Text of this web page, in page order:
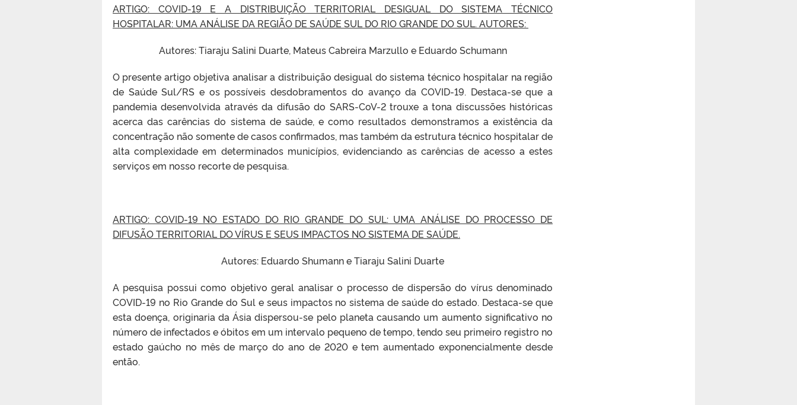
ARTIGO: COVID-19 E A DISTRIBUIÇÃO TERRITORIAL DESIGUAL DO SISTEMA TÉCNICO
HOSPITALAR: UMA ANÁLISE DA REGIÃO DE SAÚDE SUL DO RIO GRANDE DO SUL. AUTORES:
Autores: Tiaraju Salini Duarte, Mateus Cabreira Marzullo e Eduardo Schumann
O presente artigo objetiva analisar a distribuição desigual do sistema técnico hospitalar na região
de Saúde Sul/RS e os possíveis desdobramentos do avanço da COVID-19. Destaca-se que a
pandemia desenvolvida através da difusão do SARS-CoV-2 trouxe a tona discussões históricas
acerca das carências do sistema de saúde, e como resultados demonstramos a existência da
concentração não somente de casos confirmados, mas também da estrutura técnico hospitalar de
alta complexidade em determinados municípios, evidenciando as carências de acesso a estes
serviços em nosso recorte de pesquisa.
ARTIGO: COVID-19 NO ESTADO DO RIO GRANDE DO SUL: UMA ANÁLISE DO PROCESSO DE
DIFUSÃO TERRITORIAL DO VÍRUS E SEUS IMPACTOS NO SISTEMA DE SAÚDE.
Autores: Eduardo Shumann e Tiaraju Salini Duarte
A pesquisa possui como objetivo geral analisar o processo de dispersão do vírus denominado
COVID-19 no Rio Grande do Sul e seus impactos no sistema de saúde do estado. Destaca-se que
esta doença, originaria da Ásia dispersou-se pelo planeta causando um aumento significativo no
número de infectados e óbitos em um intervalo pequeno de tempo, tendo seu primeiro registro no
estado gaúcho no mês de março do ano de 2020 e tem aumentado exponencialmente desde
então.